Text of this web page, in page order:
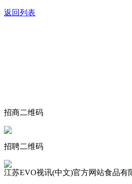
返回列表
招商二维码
招聘二维码
江苏EVO视讯(中文)官方网站食品有